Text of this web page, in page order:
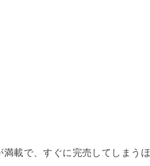
載で、すぐに完売してしまうほ